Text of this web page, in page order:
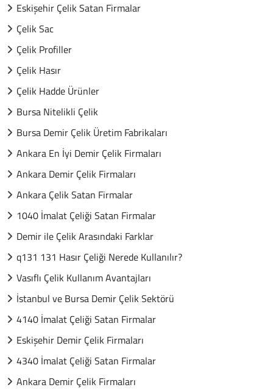
Eskişehir Çelik Satan Firmalar
Çelik Sac
Çelik Profiller
Çelik Hasır
Çelik Hadde Ürünler
Bursa Nitelikli Çelik
Bursa Demir Çelik Üretim Fabrikaları
Ankara En İyi Demir Çelik Firmaları
Ankara Demir Çelik Firmaları
Ankara Çelik Satan Firmalar
1040 İmalat Çeliği Satan Firmalar
Demir ile Çelik Arasındaki Farklar
q131 131 Hasır Çeliği Nerede Kullanılır?
Vasıflı Çelik Kullanım Avantajları
İstanbul ve Bursa Demir Çelik Sektörü
4140 İmalat Çeliği Satan Firmalar
Eskişehir Demir Çelik Firmaları
4340 İmalat Çeliği Satan Firmalar
Ankara Demir Çelik Firmaları